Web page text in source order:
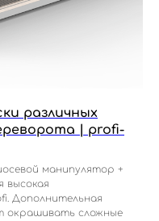
различных
| profi-
манипулятор +
высокая
Дополнительная
окрашивать сложные